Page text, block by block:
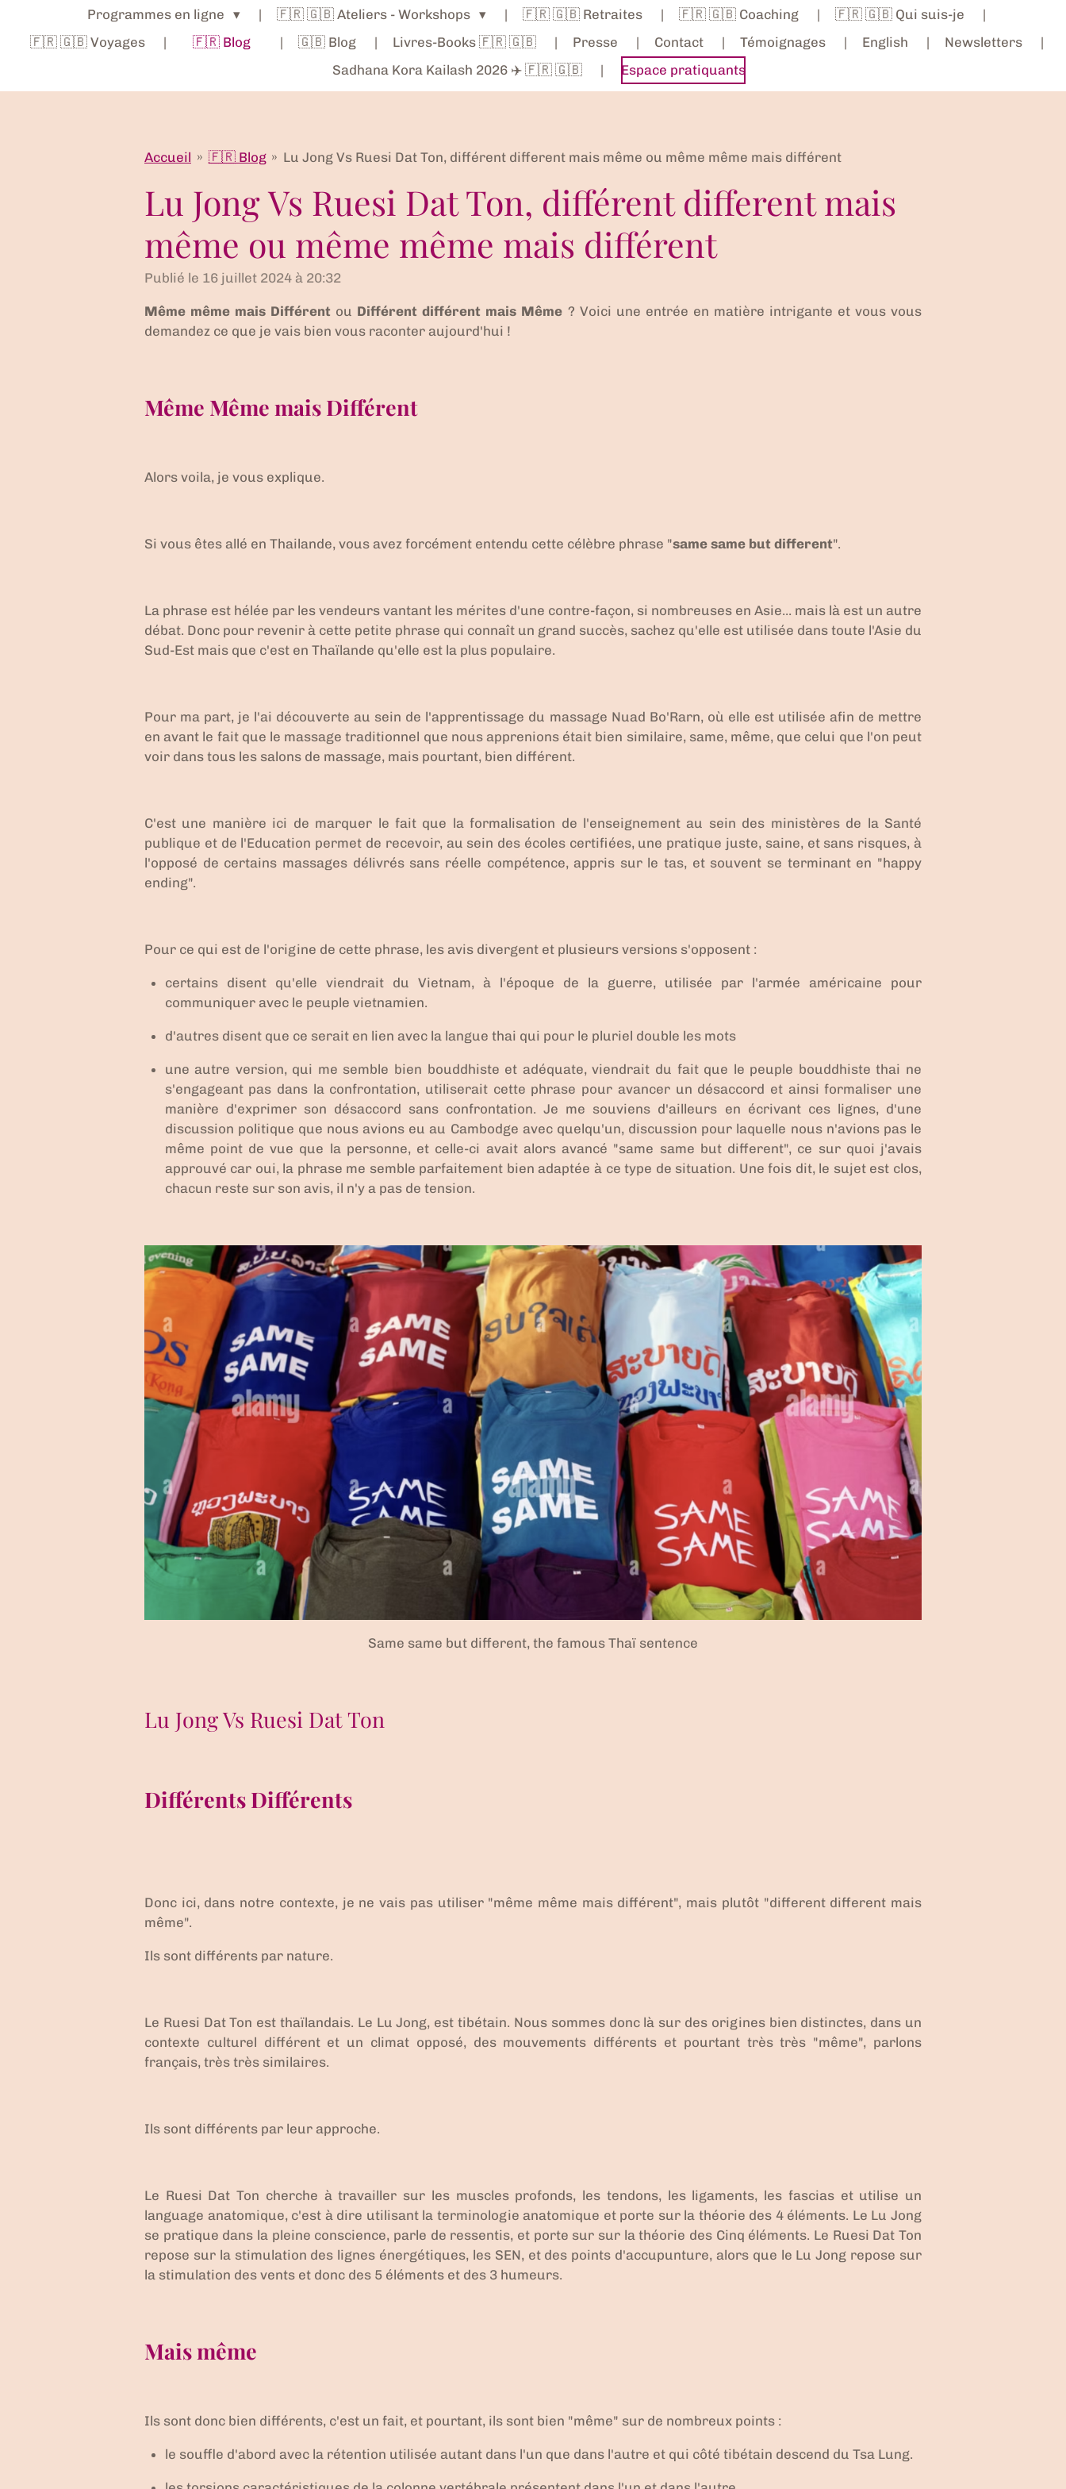
Programmes en ligne
🇫🇷 🇬🇧 Ateliers - Workshops 🇫🇷 🇬🇧 Retraites 🇫🇷 🇬🇧 Coaching
🇫🇷 🇬🇧 Qui suis-je
🇫🇷 🇬🇧 Voyages
🇫🇷 Blog 🇬🇧 Blog Livres-Books 🇫🇷 🇬🇧 Presse Contact Témoignages English
Newsletters
Sadhana Kora Kailash 2026 ✈️ 🇫🇷 🇬🇧
Espace pratiquants
Accueil » 🇫🇷 Blog » Lu Jong Vs Ruesi Dat Ton, différent different mais même ou même même mais différent
Lu Jong Vs Ruesi Dat Ton, différent different mais
même ou même même mais différent
Publié le 16 juillet 2024 à 20:32
Même même mais Différent ou Différent différent mais Même ? Voici une entrée en matière intrigante et vous vous
demandez ce que je vais bien vous raconter aujourd'hui !
Même Même mais Différent
Alors voila, je vous explique.
Si vous êtes allé en Thailande, vous avez forcément entendu cette célèbre phrase "same same but different".
La phrase est hélée par les vendeurs vantant les mérites d'une contre-façon, si nombreuses en Asie... mais là est un autre
débat. Donc pour revenir à cette petite phrase qui connaît un grand succès, sachez qu'elle est utilisée dans toute l'Asie du
Sud-Est mais que c'est en Thaïlande qu'elle est la plus populaire.
Pour ma part, je l'ai découverte au sein de l'apprentissage du massage Nuad Bo'Rarn, où elle est utilisée afin de mettre
en avant le fait que le massage traditionnel que nous apprenions était bien similaire, same, même, que celui que l'on peut
voir dans tous les salons de massage, mais pourtant, bien différent.
C'est une manière ici de marquer le fait que la formalisation de l'enseignement au sein des ministères de la Santé
publique et de l'Education permet de recevoir, au sein des écoles certifiées, une pratique juste, saine, et sans risques, à
l'opposé de certains massages délivrés sans réelle compétence, appris sur le tas, et souvent se terminant en "happy
ending".
Pour ce qui est de l'origine de cette phrase, les avis divergent et plusieurs versions s'opposent :
certains disent qu'elle viendrait du Vietnam, à l'époque de la guerre, utilisée par l'armée américaine pour
communiquer avec le peuple vietnamien.
d'autres disent que ce serait en lien avec la langue thai qui pour le pluriel double les mots
une autre version, qui me semble bien bouddhiste et adéquate, viendrait du fait que le peuple bouddhiste thai ne
s'engageant pas dans la confrontation, utiliserait cette phrase pour avancer un désaccord et ainsi formaliser une
manière d'exprimer son désaccord sans confrontation. Je me souviens d'ailleurs en écrivant ces lignes, d'une
discussion politique que nous avions eu au Cambodge avec quelqu'un, discussion pour laquelle nous n'avions pas le
même point de vue que la personne, et celle-ci avait alors avancé "same same but different", ce sur quoi j'avais
approuvé car oui, la phrase me semble parfaitement bien adaptée à ce type de situation. Une fois dit, le sujet est clos,
chacun reste sur son avis, il n'y a pas de tension.
Same same but different, the famous Thaï sentence
Lu Jong Vs Ruesi Dat Ton
Différents Différents
Donc ici, dans notre contexte, je ne vais pas utiliser "même même mais différent", mais plutôt "different different mais
même".
Ils sont différents par nature.
Le Ruesi Dat Ton est thaïlandais. Le Lu Jong, est tibétain. Nous sommes donc là sur des origines bien distinctes, dans un
contexte culturel différent et un climat opposé, des mouvements différents et pourtant très très "même", parlons
français, très très similaires.
Ils sont différents par leur approche.
Le Ruesi Dat Ton cherche à travailler sur les muscles profonds, les tendons, les ligaments, les fascias et utilise un
language anatomique, c'est à dire utilisant la terminologie anatomique et porte sur la théorie des 4 éléments. Le Lu Jong
se pratique dans la pleine conscience, parle de ressentis, et porte sur sur lathéorie des Cinq éléments. Le Ruesi Dat Ton
repose sur la stimulation des lignes énergétiques, les SEN, et des points d'accupunture, alors que le Lu Jong repose sur
la stimulation des vents et donc des 5 éléments et des 3 humeurs.
Mais même
Ils sont donc bien différents, c'est un fait, et pourtant, ils sont bien "même" sur de nombreux points :
le souffle d'abord avec la rétention utilisée autant dans l'un que dans l'autre et qui côté tibétain descend du Tsa Lung.